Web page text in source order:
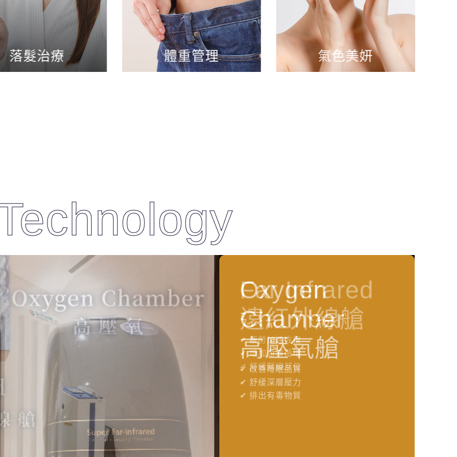
落髮治療 體重管理 氣色美妍
Oxygen
Chamber
高壓氧艙
✔ 改善睡眠品質
✔ 舒緩深層壓力
✔ 排出有毒物質
icepod
頂規冷凍艙
✔ 改善身心健康
✔ 促進新陳代謝
✔ 幫助身體恢復
✔ 睡眠調節
Far Infrared
遠紅外線艙
✔ 疲勞加速恢復
✔ 增加血液循環
✔ 舒緩緊繃部位
Oxygen
Chamber
高壓氧艙
✔ 改善睡眠品質
✔ 舒緩深層壓力
✔ 排出有毒物質
icepod
頂規冷凍艙
✔ 改善身心健康
✔ 促進新陳代謝
✔ 幫助身體恢復
✔ 睡眠調節